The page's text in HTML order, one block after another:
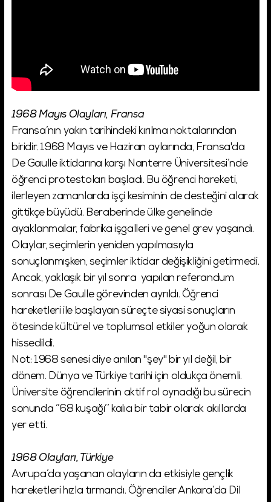
1968 Mayıs Olayları, Fransa
Fransa’nın yakın tarihindeki kırılma noktalarından
biridir. 1968 Mayıs ve Haziran aylarında, Fransa'da
De Gaulle iktidarına karşı Nanterre Üniversitesi’nde
öğrenci protestoları başladı. Bu öğrenci hareketi,
ilerleyen zamanlarda işçi kesiminin de desteğini alarak
gittikçe büyüdü. Beraberinde ülke genelinde
ayaklanmalar, fabrika işgalleri ve genel grev yaşandı.
Olaylar, seçimlerin yeniden yapılmasıyla
sonuçlanmışken, seçimler iktidar değişikliğini getirmedi.
Ancak, yaklaşık bir yıl sonra yapılan referandum
sonrası De Gaulle görevinden ayrıldı. Öğrenci
hareketleri ile başlayan süreçte siyasi sonuçların
ötesinde kültürel ve toplumsal etkiler yoğun olarak
hissedildi.
Not: 1968 senesi diye anılan "şey" bir yıl değil, bir
dönem. Dünya ve Türkiye tarihi için oldukça önemli.
Üniversite öğrencilerinin aktif rol oynadığı bu sürecin
sonunda ‘’68 kuşağı’’ kalıcı bir tabir olarak akıllarda
yer etti.
1968 Olayları, Türkiye
Avrupa’da yaşanan olayların da etkisiyle gençlik
hareketleri hızla tırmandı. Öğrenciler Ankara’da Dil